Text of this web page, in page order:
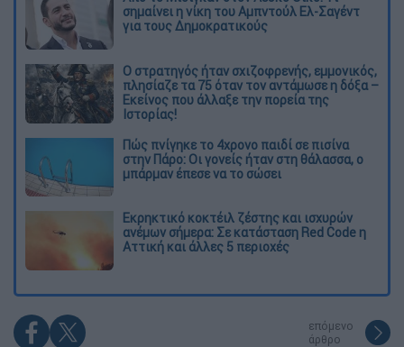
σημαίνει η νίκη του Αμπντούλ Ελ-Σαγέντ
για τους Δημοκρατικούς
O στρατηγός ήταν σχιζοφρενής, εμμονικός,
πλησίαζε τα 75 όταν τον αντάμωσε η δόξα –
Εκείνος που άλλαξε την πορεία της
Ιστορίας!
Πώς πνίγηκε το 4χρονο παιδί σε πισίνα
στην Πάρο: Οι γονείς ήταν στη θάλασσα, ο
μπάρμαν έπεσε να το σώσει
Εκρηκτικό κοκτέιλ ζέστης και ισχυρών
ανέμων σήμερα: Σε κατάσταση Red Code η
Αττική και άλλες 5 περιοχές
επόμενο
άρθρο